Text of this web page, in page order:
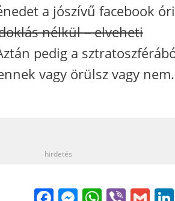
a jószívű facebook
nélkül – elveheti
pedig a
vagy örülsz vagy nem.
hirdetés